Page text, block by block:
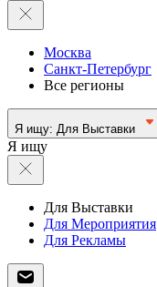
Москва
Санкт-Петербург
Все регионы
Я ищу: Для Выставки
Я ищу
Для Выставки
Для Мероприятия
Для Рекламы